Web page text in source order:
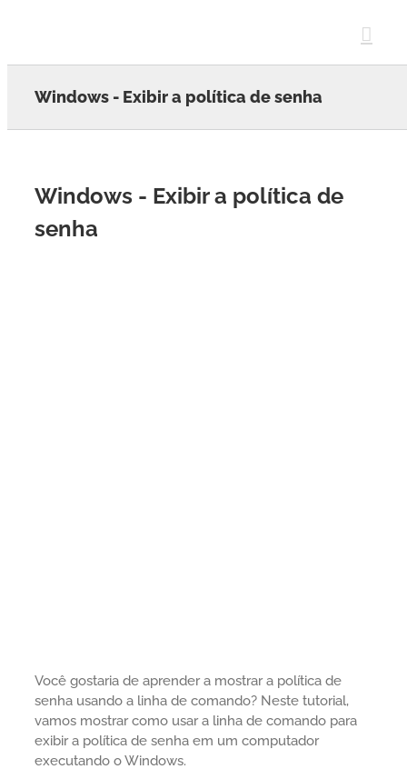
Windows - Exibir a política de senha
Windows - Exibir a política de
senha
Você gostaria de aprender a mostrar a política de
senha usando a linha de comando? Neste tutorial,
vamos mostrar como usar a linha de comando para
exibir a política de senha em um computador
executando o Windows.